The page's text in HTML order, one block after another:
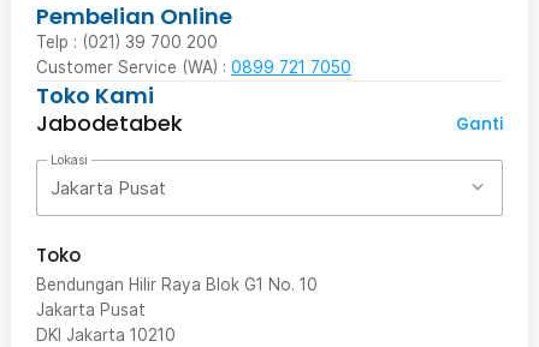
Pembelian Online
Telp : (021) 39 700 200
Customer Service (WA) : 0899 721 7050
Toko Kami
Jabodetabek
Ganti
Lokasi
Jakarta Pusat
Toko
Bendungan Hilir Raya Blok G1 No. 10
Jakarta Pusat
DKI Jakarta 10210